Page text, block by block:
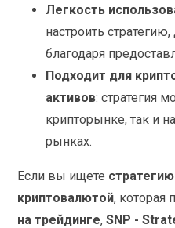
Легкость
настроить
благодаря
Подходит для
активов: стратегия
крипторынке, так и
рынках.
Если вы ищете
криптовалютой, которая
на трейдинге, SNP -